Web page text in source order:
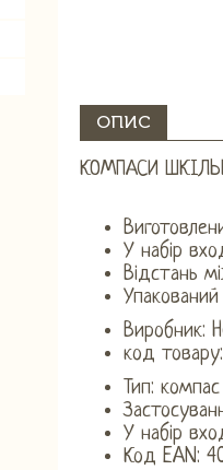
ОПИС
КОМПАСИ
У набір
Відстань
Виробник:
код
Тип: компас
У набір
Код EAN: